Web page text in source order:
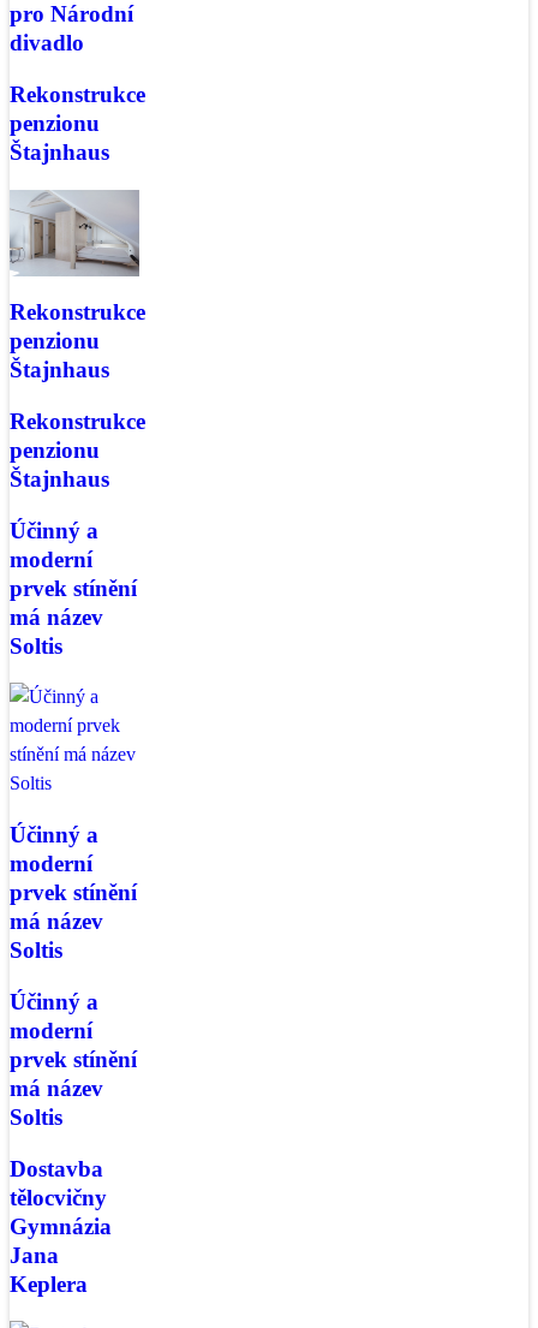
pro Národní
divadlo
Rekonstrukce
penzionu
Štajnhaus
Rekonstrukce
penzionu
Štajnhaus
Rekonstrukce
penzionu
Štajnhaus
Účinný a
moderní
prvek stínění
má název
Soltis
Účinný a
moderní
prvek stínění
má název
Soltis
Účinný a
moderní
prvek stínění
má název
Soltis
Dostavba
tělocvičny
Gymnázia
Jana
Keplera